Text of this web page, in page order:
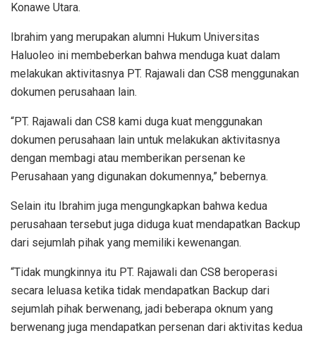
Konawe Utara.
Ibrahim yang merupakan alumni Hukum Universitas
Haluoleo ini membeberkan bahwa menduga kuat dalam
melakukan aktivitasnya PT. Rajawali dan CS8 menggunakan
dokumen perusahaan lain.
“PT. Rajawali dan CS8 kami duga kuat menggunakan
dokumen perusahaan lain untuk melakukan aktivitasnya
dengan membagi atau memberikan persenan ke
Perusahaan yang digunakan dokumennya,” bebernya.
Selain itu Ibrahim juga mengungkapkan bahwa kedua
perusahaan tersebut juga diduga kuat mendapatkan Backup
dari sejumlah pihak yang memiliki kewenangan.
“Tidak mungkinnya itu PT. Rajawali dan CS8 beroperasi
secara leluasa ketika tidak mendapatkan Backup dari
sejumlah pihak berwenang, jadi beberapa oknum yang
berwenang juga mendapatkan persenan dari aktivitas kedua